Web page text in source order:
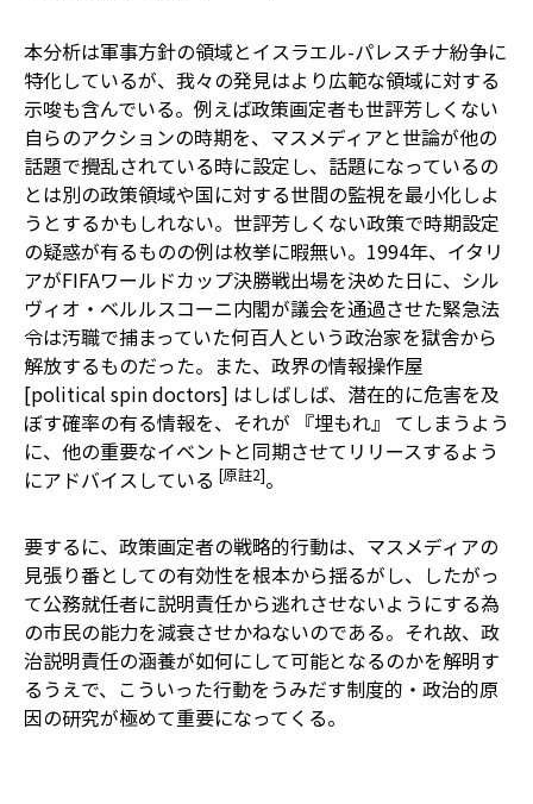
本分析は軍事方針の領域とイスラエル-パレスチナ紛争に
特化しているが、我々の発見はより広範な領域に対する
示唆も含んでいる。例えば政策画定者も世評芳しくない
自らのアクションの時期を、マスメディアと世論が他の
話題で攪乱されている時に設定し、話題になっているの
とは別の政策領域や国に対する世間の監視を最小化しよ
うとするかもしれない。世評芳しくない政策で時期設定
の疑惑が有るものの例は枚挙に暇無い。1994年、イタリ
アがFIFAワールドカップ決勝戦出場を決めた日に、シル
ヴィオ・ベルルスコーニ内閣が議会を通過させた緊急法
令は汚職で捕まっていた何百人という政治家を獄舎から
解放するものだった。また、政界の情報操作屋
[political spin doctors] はしばしば、潜在的に危害を及
ぼす確率の有る情報を、それが 『埋もれ』 てしまうよう
に、他の重要なイベントと同期させてリリースするよう
にアドバイスしている [原註2]。
要するに、政策画定者の戦略的行動は、マスメディアの
見張り番としての有効性を根本から揺るがし、したがっ
て公務就任者に説明責任から逃れさせないようにする為
の市民の能力を減衰させかねないのである。それ故、政
治説明責任の涵養が如何にして可能となるのかを解明す
るうえで、こういった行動をうみだす制度的・政治的原
因の研究が極めて重要になってくる。